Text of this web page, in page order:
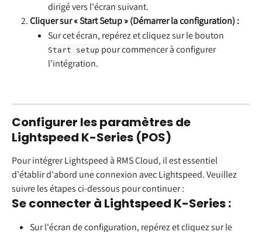
dirigé vers l'écran suivant.
Cliquer sur « Start Setup » (Démarrer la configuration) :
Sur cet écran, repérez et cliquez sur le bouton
Start setup pour commencer à configurer
l'intégration.
Configurer les paramètres de
Lightspeed K-Series (POS)
Pour intégrer Lightspeed à RMS Cloud, il est essentiel
d'établir d'abord une connexion avec Lightspeed. Veuillez
suivre les étapes ci-dessous pour continuer :
Se connecter à Lightspeed K-Series :
Sur l'écran de configuration, repérez et cliquez sur le